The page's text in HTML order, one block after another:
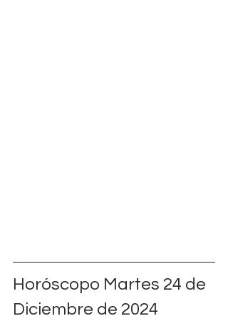
Horóscopo Martes 24 de
Diciembre de 2024